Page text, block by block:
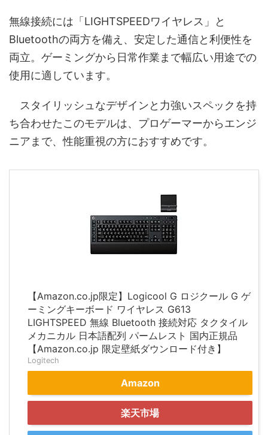
無線接続には「LIGHTSPEEDワイヤレス」と
Bluetoothの両方を備え、安定した通信と利便性を
両立。ゲーミングから日常作業まで幅広い用途での
使用に適しています。
スタイリッシュなデザインと力強いスペックを持
ち合わせたこのモデルは、プロゲーマーからエンジ
ニアまで、性能重視の方におすすめです。
【Amazon.co.jp限定】Logicool G ロジクール G ゲ
ーミングキーボード ワイヤレス G613
LIGHTSPEED 無線 Bluetooth 接続対応 タクタイル
メカニカル 日本語配列 パームレスト 国内正規品
【Amazon.co.jp 限定壁紙ダウンロード付き】
Logitech
Amazon
楽天市場